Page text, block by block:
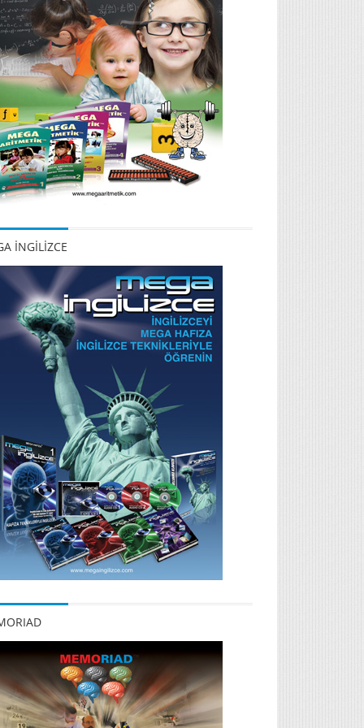
İNGİLİZCE